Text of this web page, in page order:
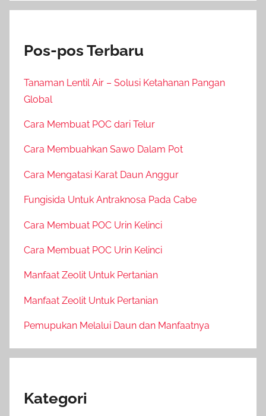
Pos-pos Terbaru
Tanaman Lentil Air – Solusi Ketahanan Pangan
Global
Cara Membuat POC dari Telur
Cara Membuahkan Sawo Dalam Pot
Cara Mengatasi Karat Daun Anggur
Fungisida Untuk Antraknosa Pada Cabe
Cara Membuat POC Urin Kelinci
Cara Membuat POC Urin Kelinci
Manfaat Zeolit Untuk Pertanian
Manfaat Zeolit Untuk Pertanian
Pemupukan Melalui Daun dan Manfaatnya
Kategori